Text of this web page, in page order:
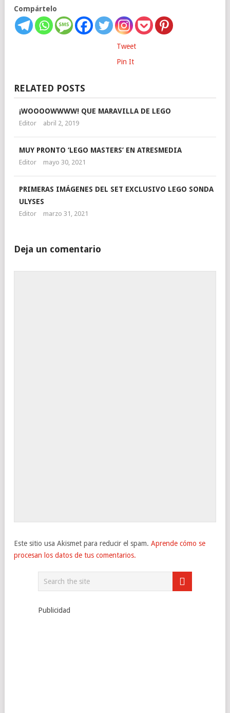
Compártelo
Tweet
Pin It
RELATED POSTS
¡WOOOOWWWW! QUE MARAVILLA DE LEGO
Editor abril 2, 2019
MUY PRONTO ‘LEGO MASTERS’ EN ATRESMEDIA
Editor mayo 30, 2021
PRIMERAS IMÁGENES DEL SET EXCLUSIVO LEGO SONDA
ULYSES
Editor marzo 31, 2021
Deja un comentario
Este sitio usa Akismet para reducir el spam. Aprende cómo se
procesan los datos de tus comentarios.
Publicidad